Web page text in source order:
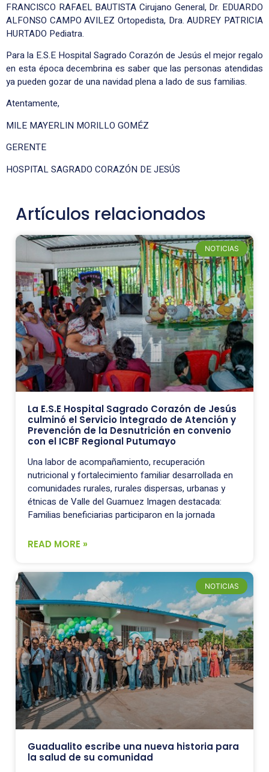
FRANCISCO RAFAEL BAUTISTA Cirujano General, Dr. EDUARDO
ALFONSO CAMPO AVILEZ Ortopedista, Dra. AUDREY PATRICIA
HURTADO Pediatra.
Para la E.S.E Hospital Sagrado Corazón de Jesús el mejor regalo
en esta época decembrina es saber que las personas atendidas
ya pueden gozar de una navidad plena a lado de sus familias.
Atentamente,
MILE MAYERLIN MORILLO GOMÉZ
GERENTE
HOSPITAL SAGRADO CORAZÓN DE JESÚS
Artículos relacionados
NOTICIAS
La E.S.E Hospital Sagrado Corazón de Jesús
culminó el Servicio Integrado de Atención y
Prevención de la Desnutrición en convenio
con el ICBF Regional Putumayo
Una labor de acompañamiento, recuperación
nutricional y fortalecimiento familiar desarrollada en
comunidades rurales, rurales dispersas, urbanas y
étnicas de Valle del Guamuez Imagen destacada:
Familias beneficiarias participaron en la jornada
READ MORE »
NOTICIAS
Guadualito escribe una nueva historia para
la salud de su comunidad